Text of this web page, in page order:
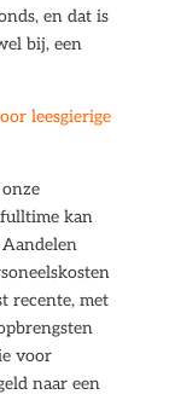
en dat is
bij, een
leesgierige
kan
recente, met
voor
naar een